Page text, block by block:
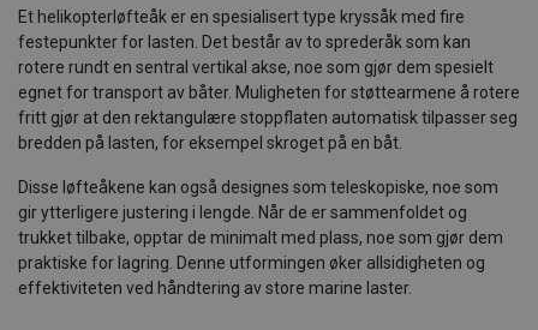
Et helikopterløfteåk er en spesialisert type kryssåk med fire
festepunkter for lasten. Det består av to sprederåk som kan
rotere rundt en sentral vertikal akse, noe som gjør dem spesielt
egnet for transport av båter. Muligheten for støttearmene å rotere
fritt gjør at den rektangulære stoppflaten automatisk tilpasser seg
bredden på lasten, for eksempel skroget på en båt.
Disse løfteåkene kan også designes som teleskopiske, noe som
gir ytterligere justering i lengde. Når de er sammenfoldet og
trukket tilbake, opptar de minimalt med plass, noe som gjør dem
praktiske for lagring. Denne utformingen øker allsidigheten og
effektiviteten ved håndtering av store marine laster.